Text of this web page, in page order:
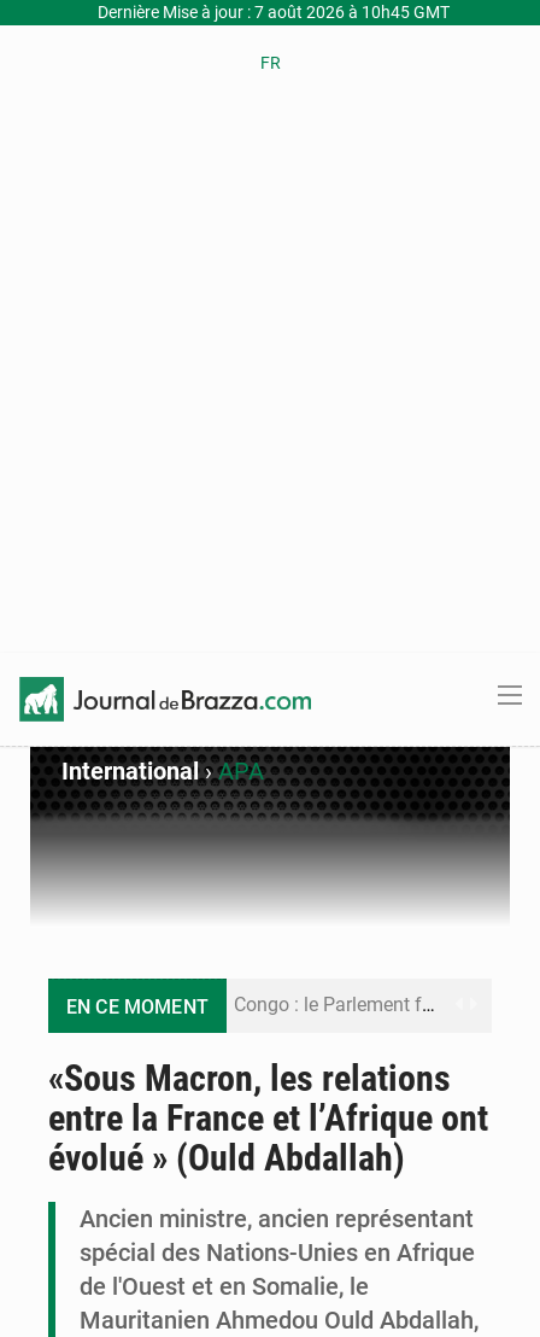
Dernière Mise à jour : 7 août 2026 à 10h45 GMT
FR
International›APA
EN CE MOMENT Congo : le Parlement formule 28 recommandations sur le Cadre budgétaire 2027-2029
Congo : la Grande foire agricole pour renforcer la souveraineté alimentaire
Le Congo se dote d’un programme national pour valoriser les produits forestiers non ligneux
«Sous Macron, les relations
entre la France et l’Afrique ont
évolué » (Ould Abdallah)
Ancien ministre, ancien représentant
spécial des Nations-Unies en Afrique
de l'Ouest et en Somalie, le
Mauritanien Ahmedou Ould Abdallah,